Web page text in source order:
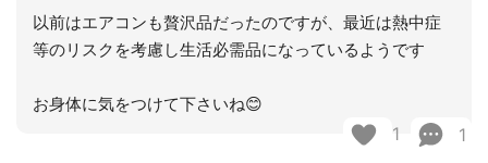
以前はエアコンも贅沢品だったのですが、最近は熱中症
等のリスクを考慮し生活必需品になっているようです
お身体に気をつけて下さいね😊
1 1